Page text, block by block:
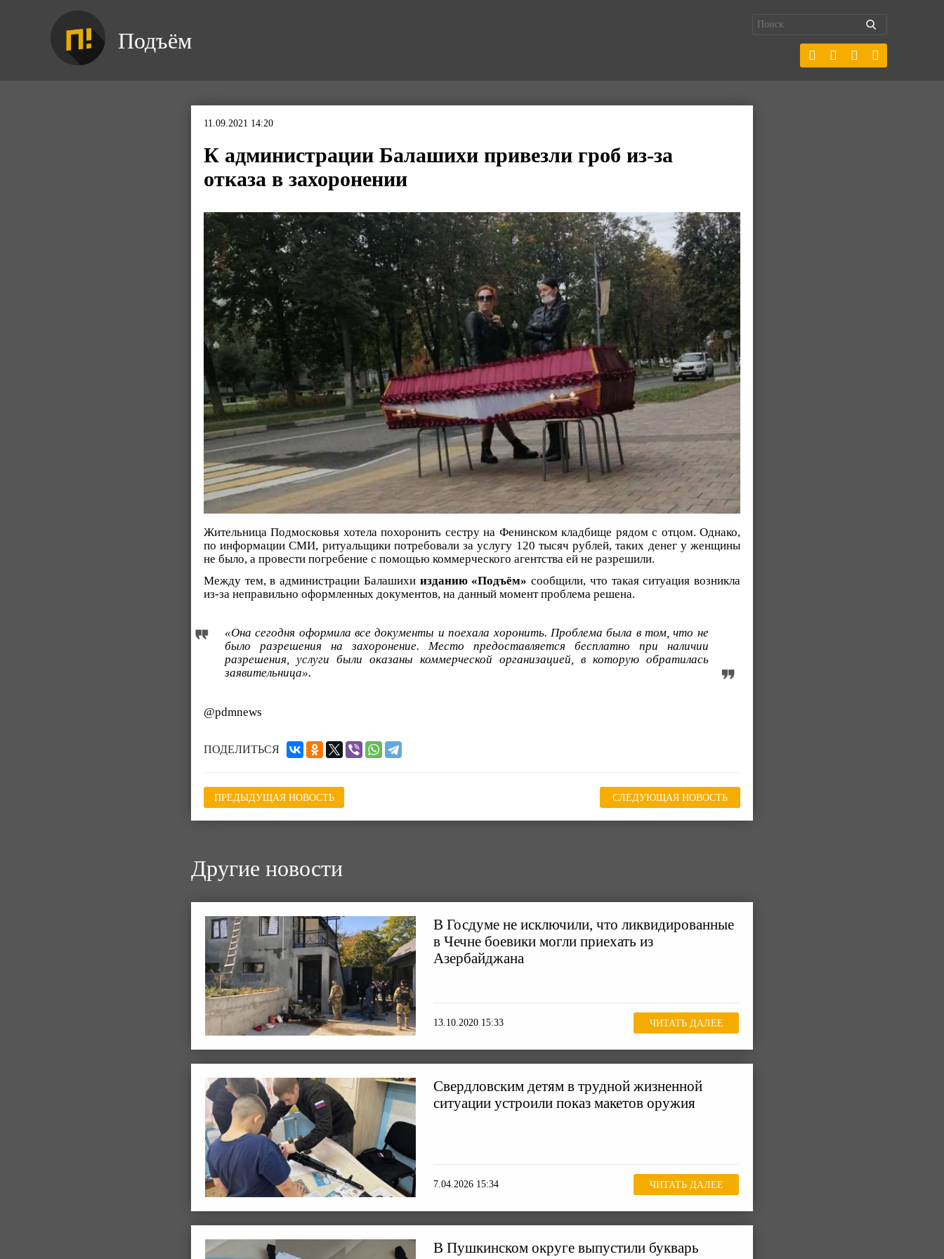
Подъём
11.09.2021 14:20
К администрации Балашихи привезли гроб из-за
отказа в захоронении
Жительница Подмосковья хотела похоронить сестру на Фенинском кладбище рядом с отцом. Однако,
по информации СМИ, ритуальщики потребовали за услугу 120 тысяч рублей, таких денег у женщины
не было, а провести погребение с помощью коммерческого агентства ей не разрешили.
Между тем, в администрации Балашихи изданию «Подъём» сообщили, что такая ситуация возникла
из-за неправильно оформленных документов, на данный момент проблема решена.
«Она сегодня оформила все документы и поехала хоронить. Проблема была в том, что не
было разрешения на захоронение. Место предоставляется бесплатно при наличии
разрешения, услуги были оказаны коммерческой организацией, в которую обратилась
заявительница».
@pdmnews
ПОДЕЛИТЬСЯ
ПРЕДЫДУЩАЯ НОВОСТЬ СЛЕДУЮЩАЯ НОВОСТЬ
Другие новости
В Госдуме не исключили, что ликвидированные
в Чечне боевики могли приехать из
Азербайджана
13.10.2020 15:33 ЧИТАТЬ ДАЛЕЕ
Свердловским детям в трудной жизненной
ситуации устроили показ макетов оружия
7.04.2026 15:34 ЧИТАТЬ ДАЛЕЕ
В Пушкинском округе выпустили букварь